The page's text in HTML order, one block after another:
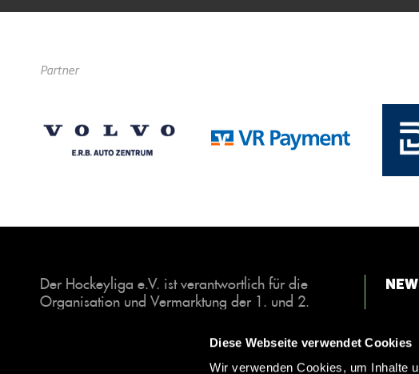
Diese Webseite verwendet Cookies
Wir verwenden Cookies, um Inhalte
Partner
Der Hockeyliga e.V. ist verantwortlich für die
Organisation und Vermarktung der 1. und 2.
Halle. Insgesamt sind über 60 Vereine unter dem
Dach der Hockeyliga organisiert, sowohl im